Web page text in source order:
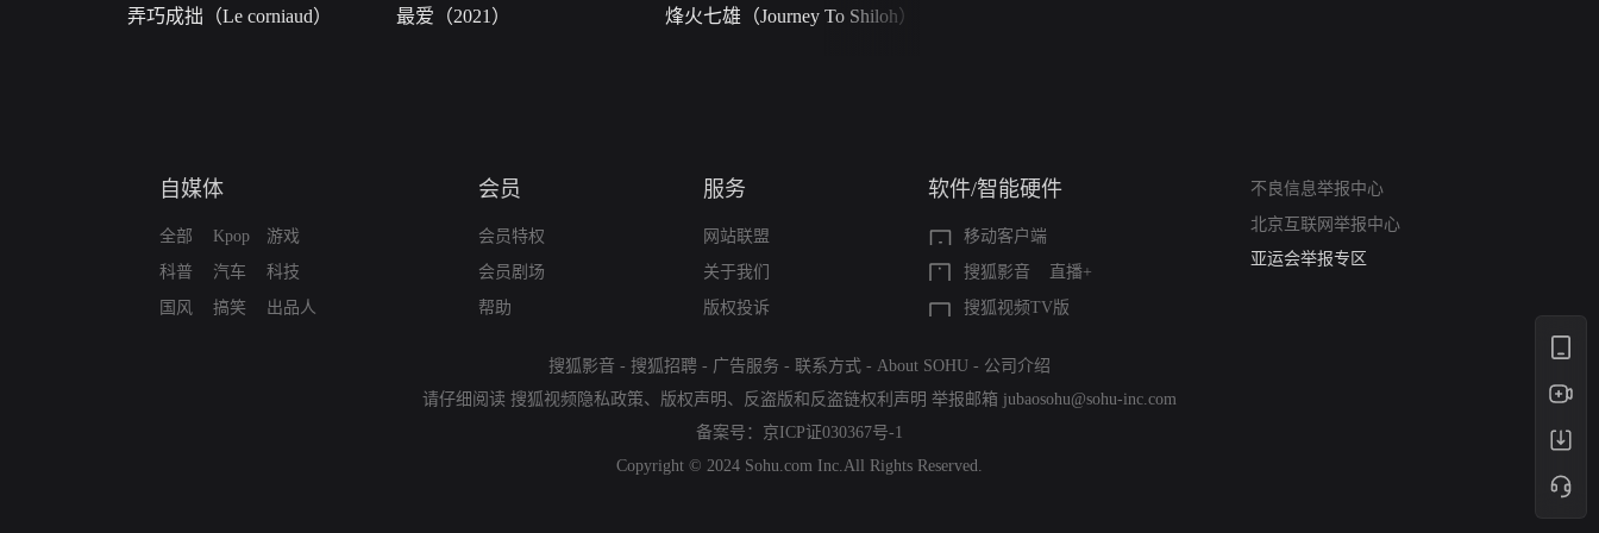
弄巧成拙（Le corniaud） 最爱（2021） 烽火七雄（Journey To Shiloh）
自媒体
全部
科普
国风
Kpop
汽车
搞笑
游戏
科技
出品人
会员
会员特权
会员剧场
帮助
服务
网站联盟
关于我们
版权投诉
软件/智能硬件
移动客户端
搜狐影音
直播+
搜狐视频TV版
不良信息举报中心
北京互联网举报中心
亚运会举报专区
涉历史虚无举报
搜狐影音 - 搜狐招聘 - 广告服务 - 联系方式 - About SOHU - 公司介绍
请仔细阅读 搜狐视频隐私政策、 版权声明 、 反盗版和反盗链权利声明 举报邮箱 jubaosohu@sohu-inc.com
备案号： 京ICP证030367号-1
Copyright © 2024 Sohu.com Inc.All Rights Reserved.